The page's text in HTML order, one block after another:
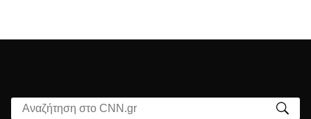
Αναζήτηση στο CNN.gr